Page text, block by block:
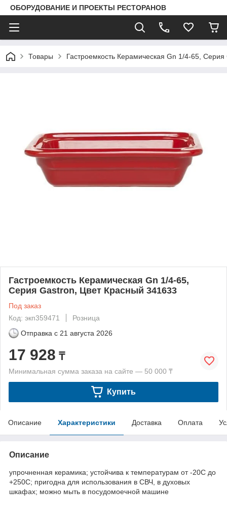
ОБОРУДОВАНИЕ И ПРОЕКТЫ РЕСТОРАНОВ
Товары Гастроемкость Керамическая Gn 1/4-65,
Гастроемкость Керамическая Gn 1/4-65,
Серия Gastron, Цвет Красный 341633
Под заказ
Код: экп359471
Розница
Отправка с 21 августа 2026
17 928 ₸
Минимальная сумма заказа на сайте — 50 000 ₸
Купить
Описание Характеристики Доставка Оплата
Описание
упрочненная керамика; устойчива к температурам от -20С до
+250С; пригодна для использования в СВЧ, в духовых
шкафах; можно мыть в посудомоечной машине